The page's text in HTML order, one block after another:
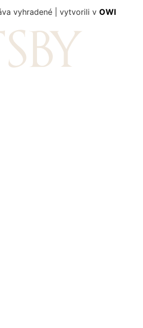
vyhradené | vytvorili v OWI